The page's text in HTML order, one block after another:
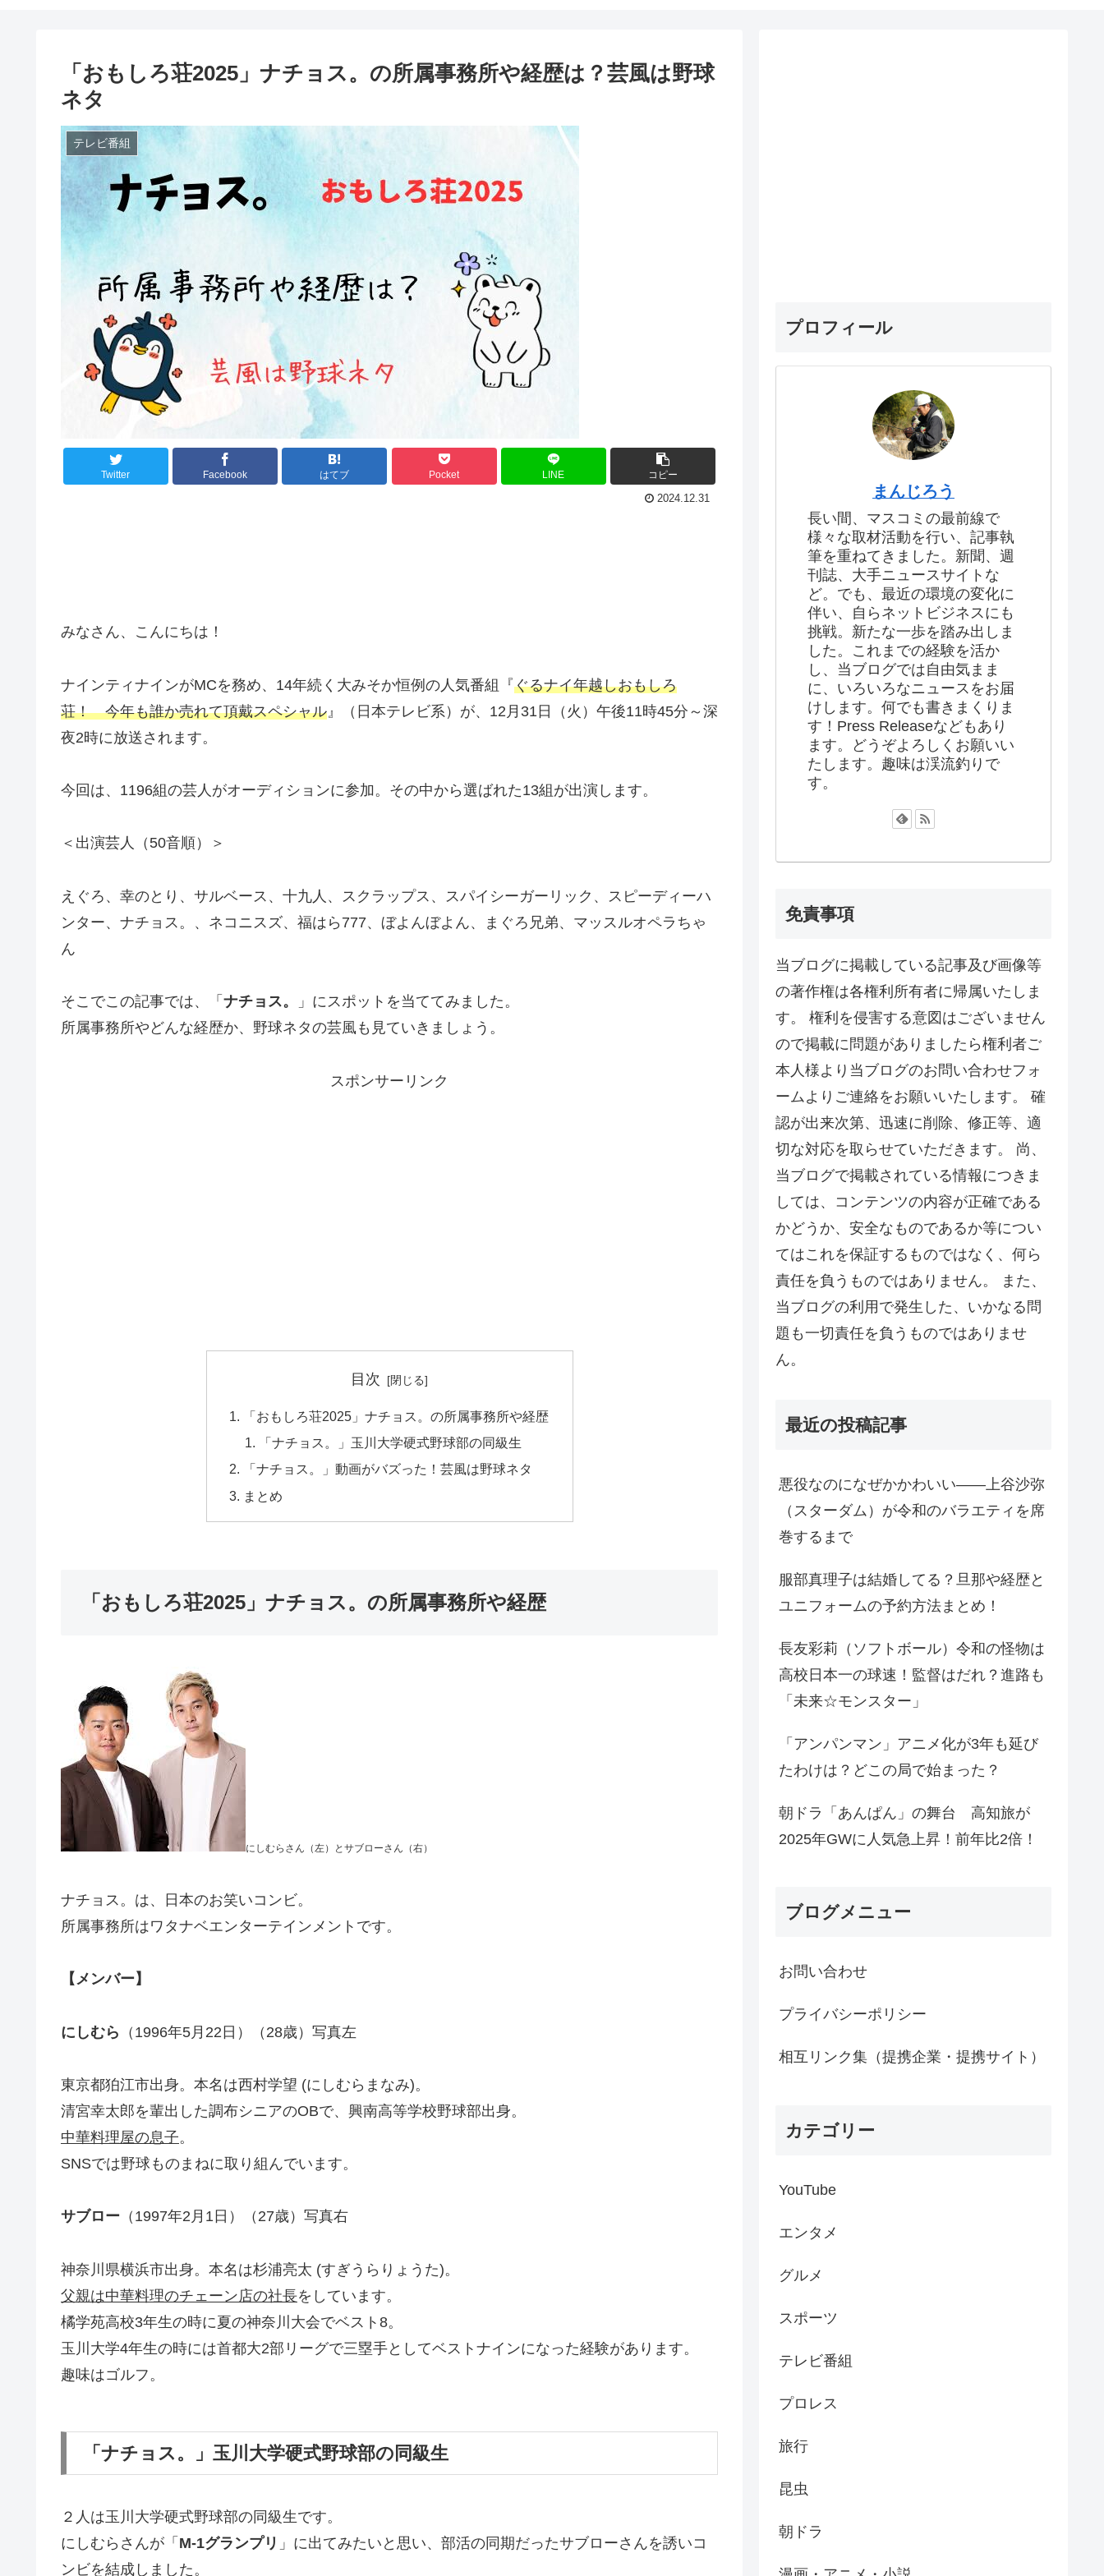
「おもしろ荘2025」ナチョス。の所属事務所や経歴は？芸風は野球
ネタ
テレビ番組
Twitter Facebook はてブ Pocket LINE コピー
2024.12.31
みなさん、こんにちは！
ナインティナインがMCを務め、14年続く大みそか恒例の人気番組『ぐるナイ年越しおもしろ
荘！ 今年も誰か売れて頂戴スペシャル 』（日本テレビ系）が、12月31日（火）午後11時45分～深
夜2時に放送されます。
今回は、1196組の芸人がオーディションに参加。その中から選ばれた13組が出演します。
＜出演芸人（50音順）＞
えぐろ、幸のとり、サルベース、十九人、スクラップス、スパイシーガーリック、スピーディーハ
ンター、ナチョス。、ネコニスズ、福はら777、ぼよんぼよん、まぐろ兄弟、マッスルオペラちゃ
ん
そこでこの記事では、「 ナチョス。
」にスポットを当ててみました。
所属事務所やどんな経歴か、野球ネタの芸風も見ていきましょう。
スポンサーリンク
目次
「おもしろ荘2025」ナチョス。の所属事務所や経歴
「ナチョス。」玉川大学硬式野球部の同級生
「ナチョス。」動画がバズった！芸風は野球ネタ
まとめ
「おもしろ荘2025」ナチョス。の所属事務所や経歴
にしむらさん（左）とサブローさん（右）
ナチョス。は、日本のお笑いコンビ。
所属事務所はワタナベエンターテインメントです。
【メンバー】
にしむら （1996年5月22日）（28歳）写真左
東京都狛江市出身。本名は西村学望 (にしむらまなみ)。
清宮幸太郎を輩出した調布シニアのOBで、興南高等学校野球部出身。
中華料理屋の息子。
SNSでは野球ものまねに取り組んでいます。
サブロー （1997年2月1日）（27歳）写真右
神奈川県横浜市出身。本名は杉浦亮太 (すぎうらりょうた)。
父親は中華料理のチェーン店の社長をしています。
橘学苑高校3年生の時に夏の神奈川大会でベスト8。
玉川大学4年生の時には首都大2部リーグで三塁手としてベストナインになった経験があります。
趣味はゴルフ。
「ナチョス。」玉川大学硬式野球部の同級生
２人は玉川大学硬式野球部の同級生です。
にしむらさんが「 M-1グランプリ 」に出てみたいと思い、部活の同期だったサブローさんを誘いコ
ンビを結成しました。
プロフィール
まんじろう
長い間、マスコミの最前線で
様々な取材活動を行い、記事執
筆を重ねてきました。新聞、週
刊誌、大手ニュースサイトな
ど。でも、最近の環境の変化に
伴い、自らネットビジネスにも
挑戦。新たな一歩を踏み出しま
した。これまでの経験を活か
し、当ブログでは自由気まま
に、いろいろなニュースをお届
けします。何でも書きまくりま
す！Press Releaseなどもあり
ます。どうぞよろしくお願いい
たします。趣味は渓流釣りで
す。
免責事項
当ブログに掲載している記事及び画像等
の著作権は各権利所有者に帰属いたしま
す。 権利を侵害する意図はございません
ので掲載に問題がありましたら権利者ご
本人様より当ブログのお問い合わせフォ
ームよりご連絡をお願いいたします。 確
認が出来次第、迅速に削除、修正等、適
切な対応を取らせていただきます。 尚、
当ブログで掲載されている情報につきま
しては、コンテンツの内容が正確である
かどうか、安全なものであるか等につい
てはこれを保証するものではなく、何ら
責任を負うものではありません。 また、
当ブログの利用で発生した、いかなる問
題も一切責任を負うものではありませ
ん。
最近の投稿記事
悪役なのになぜかかわいい——上谷沙弥
（スターダム）が令和のバラエティを席
巻するまで
服部真理子は結婚してる？旦那や経歴と
ユニフォームの予約方法まとめ！
長友彩莉（ソフトボール）令和の怪物は
高校日本一の球速！監督はだれ？進路も
「未来☆モンスター」
「アンパンマン」アニメ化が3年も延び
たわけは？どこの局で始まった？
朝ドラ「あんぱん」の舞台 高知旅が
2025年GWに人気急上昇！前年比2倍！
ブログメニュー
お問い合わせ
プライバシーポリシー
相互リンク集（提携企業・提携サイト）
カテゴリー
YouTube
エンタメ
グルメ
スポーツ
テレビ番組
プロレス
旅行
昆虫
朝ドラ